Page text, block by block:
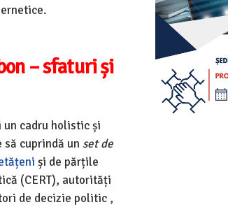
– sfaturi și
un cadru holistic și
să cuprindă un set de
și de părțile
(CERT), autorități
de decizie politic ,